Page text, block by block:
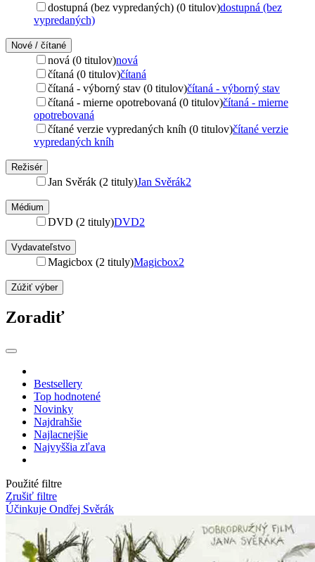
dostupná (bez vypredaných) (0 titulov)dostupná (bez
vypredaných)
Nové / čítané
nová (0 titulov)nová
čítaná (0 titulov)čítaná
čítaná - výborný stav (0 titulov)čítaná - výborný stav
čítaná - mierne opotrebovaná (0 titulov)čítaná - mierne
opotrebovaná
čítané verzie vypredaných kníh (0 titulov)čítané verzie
vypredaných kníh
Režisér
Jan Svěrák (2 tituly)Jan Svěrák2
Médium
DVD (2 tituly)DVD2
Vydavateľstvo
Magicbox (2 tituly)Magicbox2
Zúžiť výber
Zoradiť
Bestsellery
Top hodnotené
Novinky
Najdrahšie
Najlacnejšie
Najvyššia zľava
Použité filtre
Zrušiť filtre
Účinkuje Ondřej Svěrák